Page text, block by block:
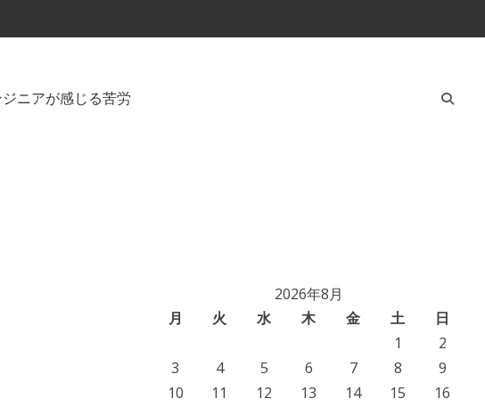
ニアが感じる苦労
2026年8月
月
火 水 木 金 土
日
1
2
3
4 5 6 7 8
9
10
11 12 13 14 15
16